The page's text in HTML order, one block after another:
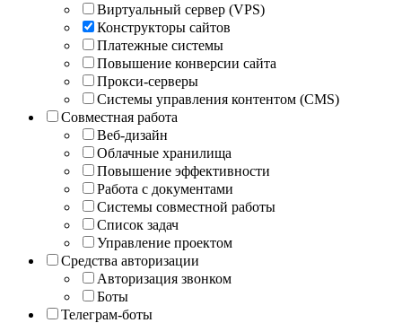
Виртуальный сервер (VPS)
Конструкторы сайтов
Платежные системы
Повышение конверсии сайта
Прокси-серверы
Системы управления контентом (CMS)
Совместная работа
Веб-дизайн
Облачные хранилища
Повышение эффективности
Работа с документами
Системы совместной работы
Список задач
Управление проектом
Средства авторизации
Авторизация звонком
Боты
Телеграм-боты